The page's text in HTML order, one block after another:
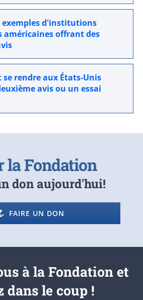
exemples d'institutions
américaines offrant des
se rendre aux États-Unis
avis ou un essai
la Fondation
don aujourd'hui!
FAIRE UN DON
à la Fondation et
dans le coup !